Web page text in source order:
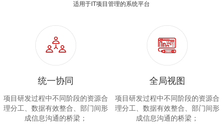
适用于IT项目管理的系统平台
统一协同
项目研发过程中不同阶段的资源合
理分工、数据有效整合、部门间形
成信息沟通的桥梁；
全局视图
项目研发过程中不同阶段的资源合
理分工、数据有效整合、部门间形
成信息沟通的桥梁；